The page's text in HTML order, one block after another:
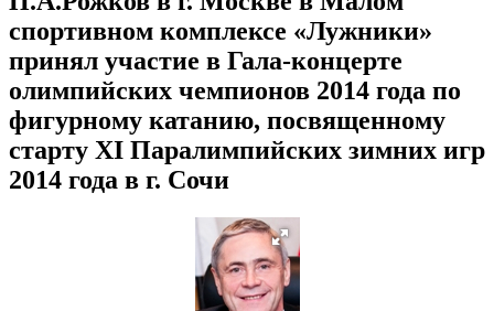
спортивном комплексе «Лужники»
принял участие в Гала-концерте
олимпийских чемпионов 2014 года по
фигурному катанию, посвященному
старту XI Паралимпийских зимних игр
2014 года в г. Сочи